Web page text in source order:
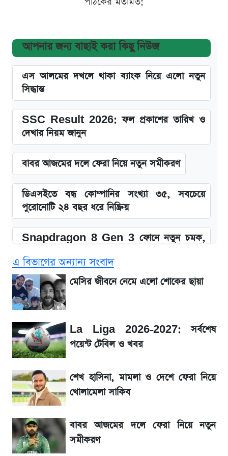
আপনার জন্য বাছাই করা কিছু নিউজ
এস আলমের দখলে থাকা ব্যাংক নিয়ে এলো নতুন
সিদ্ধান্ত
SSC Result 2026: ফল প্রকাশের তারিখ ও
দেখার নিয়ম জানুন
বাবর আজমের দলে ফেরা নিয়ে নতুন সমীকরণ
ডিএসইতে বন্ধ কোম্পানির সংখ্যা ৩৫, সবচেয়ে
পুরোনোটি ২৪ বছর ধরে নিষ্ক্রিয়
Snapdragon 8 Gen 3 ফোনে নতুন চমক,
SSC Result 2026: যে ৩ উপায়ে জানা যাবে
ফল
১৮০ দিনের মূল্যায়ন শেষে মন্ত্রিসভায় পরিবর্তন
জেনে নিন আজকের সোনা ও রুপার সর্বশেষ দাম
আগে দেখে নিন, আজকের সোনার নতুন দাম
তাপমাত্রা নিয়ে নতুন পূর্বাভাস দিল আবহাওয়া অফিস
টিভিতে আজকের খেলা (৭ আগস্ট)
এ বিভাগের অন্যান্য সংবাদ
মেসির জীবনে নেমে এলো শোকের ছায়া
La Liga 2026-2027: সর্বশেষ
পয়েন্ট টেবিল ও খবর
শেখ হাসিনা, মামলা ও দেশে ফেরা নিয়ে
খোলামেলা সাকিব
বাবর আজমের দলে ফেরা নিয়ে নতুন
সমীকরণ